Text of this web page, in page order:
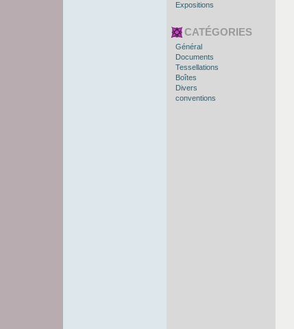
Expositions
CATÉGORIES
Général
Documents
Tessellations
Boîtes
Divers
conventions